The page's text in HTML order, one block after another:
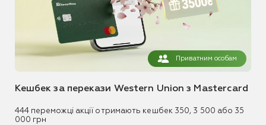
Приватним особам
Кешбек за перекази Western Union з Mastercard
444 переможці акції отримають кешбек 350, 3 500 або 35
000 грн